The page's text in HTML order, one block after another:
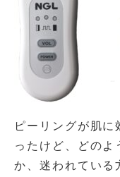
ピーリングが肌
ったけど、どの
か、迷われている